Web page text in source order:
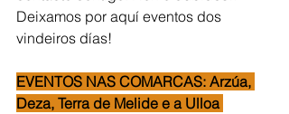
Deixamos por aquí eventos dos
vindeiros días!
EVENTOS NAS COMARCAS: Arzúa,
Deza, Terra de Melide e a Ulloa